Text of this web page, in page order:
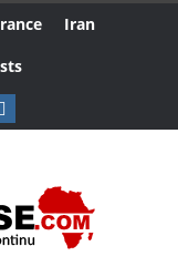
Iran